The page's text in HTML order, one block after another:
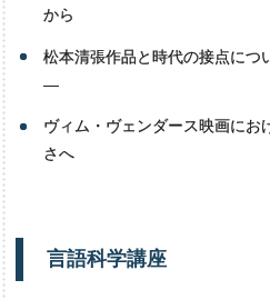
から
松本清張作品と時代の接点に
―
ヴィム・ヴェンダース映画にお
さへ
言語科学講座